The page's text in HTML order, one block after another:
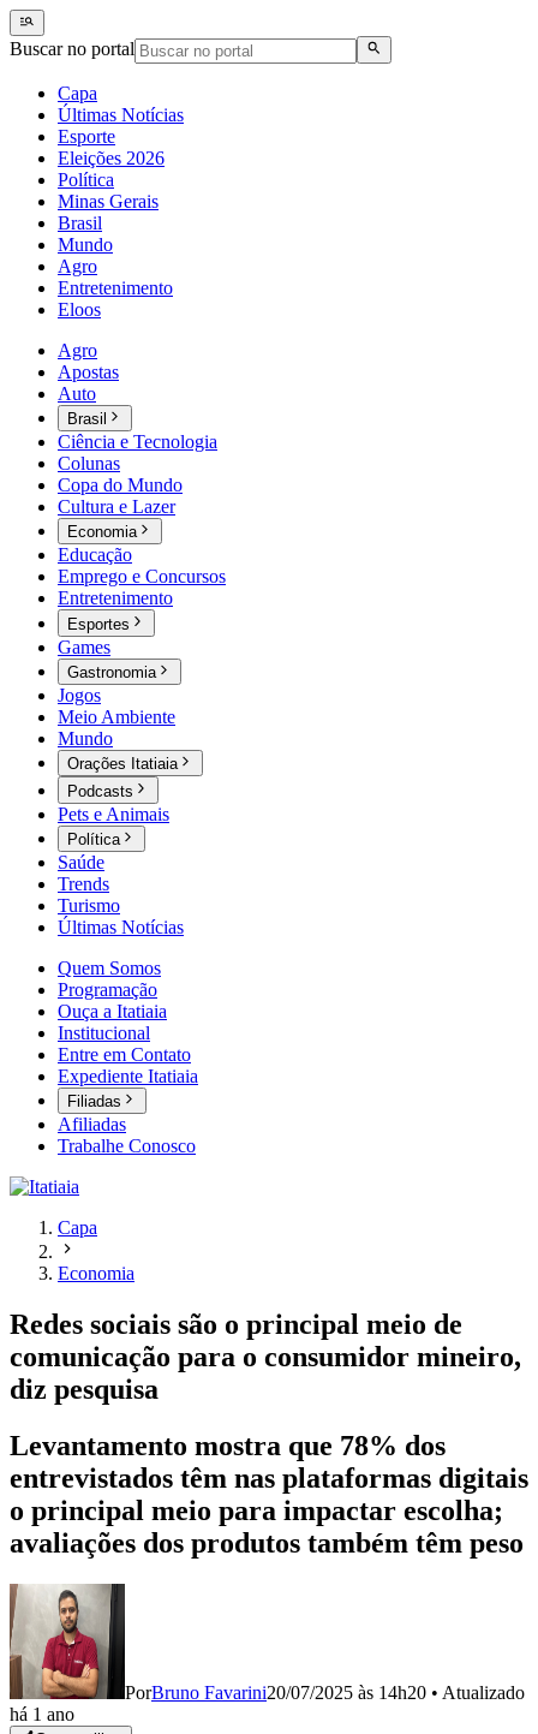
Buscar no portal
Capa
Últimas Notícias
Esporte
Eleições 2026
Política
Minas Gerais
Brasil
Mundo
Agro
Entretenimento
Eloos
Agro
Apostas
Auto
Brasil
Ciência e Tecnologia
Colunas
Copa do Mundo
Cultura e Lazer
Economia
Educação
Emprego e Concursos
Entretenimento
Esportes
Games
Gastronomia
Jogos
Meio Ambiente
Mundo
Orações Itatiaia
Podcasts
Pets e Animais
Política
Saúde
Trends
Turismo
Últimas Notícias
Quem Somos
Programação
Ouça a Itatiaia
Institucional
Entre em Contato
Expediente Itatiaia
Filiadas
Afiliadas
Trabalhe Conosco
Capa
Economia
Redes sociais são o principal meio de
comunicação para o consumidor mineiro,
diz pesquisa
Levantamento mostra que 78% dos
entrevistados têm nas plataformas digitais
o principal meio para impactar escolha;
avaliações dos produtos também têm peso
PorBruno Favarini20/07/2025 às 14h20 • Atualizado
há 1 ano